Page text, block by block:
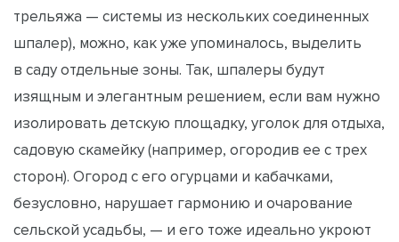
трельяжа — системы из нескольких соединенных
шпалер), можно, как уже упоминалось, выделить
в саду отдельные зоны. Так, шпалеры будут
изящным и элегантным решением, если вам нужно
изолировать детскую площадку, уголок для отдыха,
садовую скамейку (например, огородив ее с трех
сторон). Огород с его огурцами и кабачками,
безусловно, нарушает гармонию и очарование
сельской усадьбы, — и его тоже идеально укроют